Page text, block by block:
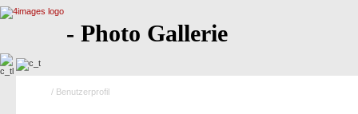
- Photo Gallerie
/ Benutzerprofil